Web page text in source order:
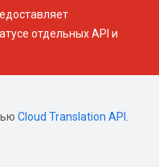
отдельных API и
Cloud Translation API